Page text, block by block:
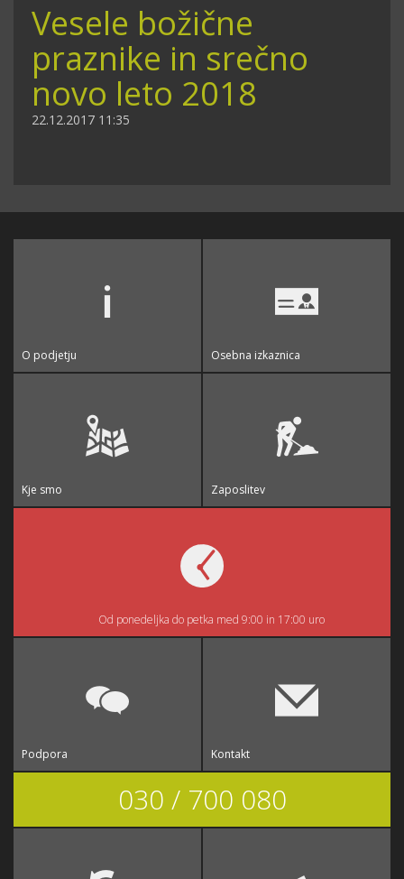
Vesele božične
praznike in srečno
novo leto 2018
22.12.2017 11:35
O podjetju Osebna izkaznica
Kje smo Zaposlitev
Od ponedeljka do petka med 9:00 in 17:00 uro
Podpora Kontakt
030 / 700 080